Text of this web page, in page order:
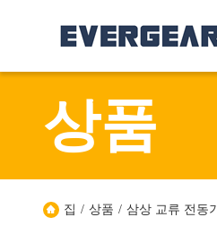
상품
집 / 상품 / 삼상 교류 전동기